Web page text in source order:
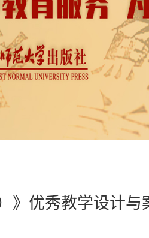
》优秀教学设计与